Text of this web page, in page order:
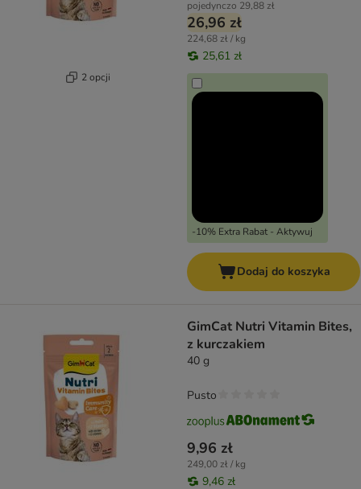
2 opcji
pojedynczo 29,88 zł
26,96 zł
224,68 zł / kg
25,61 zł
-10% Extra Rabat - Aktywuj
Dodaj do koszyka
GimCat Nutri Vitamin Bites,
z kurczakiem
40 g
9,96 zł
249,00 zł / kg
9,46 zł
Pusto